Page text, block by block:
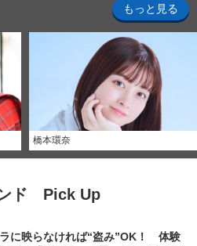
もっと見る
橋本環奈
ンド Pick Up
に映らなければ“盗み”OK！ 体験